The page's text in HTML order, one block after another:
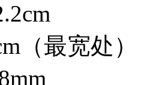
（最宽处）